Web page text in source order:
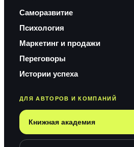
Саморазвитие
Психология
Маркетинг и продажи
Переговоры
Истории успеха
ДЛЯ АВТОРОВ И КОМПАНИЙ
Книжная академия